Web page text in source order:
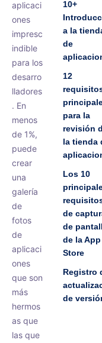
aplicaci
ones
impresc
indible
para los
desarro
lladores
. En
menos
de 1%,
puede
crear
una
galería
de
fotos
de
aplicaci
ones
que son
más
hermos
as que
las que
10+
a la
de
12
para la
revisión
la tienda
Los 10
de
de
de la App
Store
Registro
de